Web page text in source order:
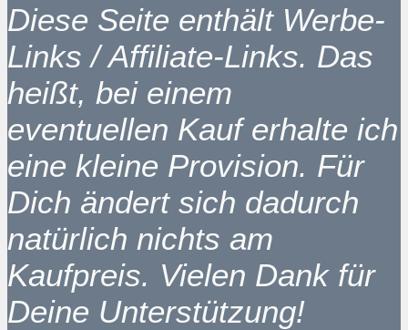
Diese Seite enthält Werbe-
Links / Affiliate-Links. Das
heißt, bei einem
eventuellen Kauf erhalte ich
eine kleine Provision. Für
Dich ändert sich dadurch
natürlich nichts am
Kaufpreis. Vielen Dank für
Deine Unterstützung!